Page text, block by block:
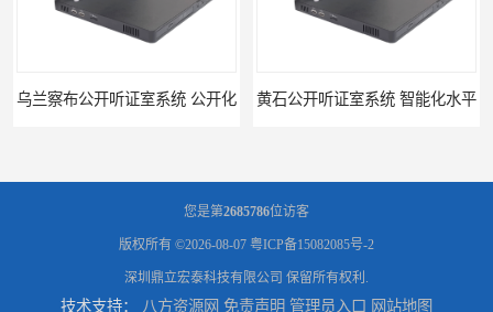
乌兰察布公开听证室系统 公开化 黄石公开听证室系统 智能化水平
您是第2685786位访客
版权所有 ©2026-08-07 粤ICP备15082085号-2
深圳鼎立宏泰科技有限公司 保留所有权利.
技术支持： 八方资源网 免责声明 管理员入口 网站地图